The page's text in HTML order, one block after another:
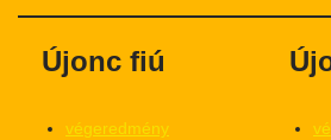
Újonc fiú
végeredmény